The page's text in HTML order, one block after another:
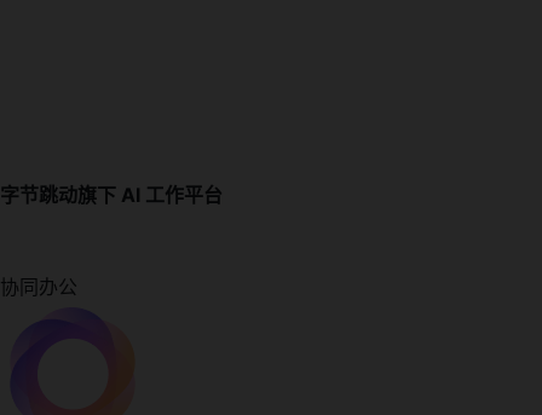
字节跳动旗下 AI 工作平台
协同办公